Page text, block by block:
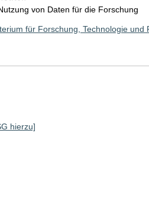
von Daten für die Forschung
für Forschung, Technologie und
hierzu]